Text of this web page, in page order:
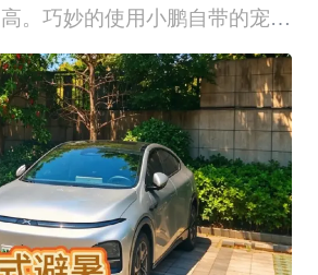
。巧妙的使用小鹏自带的宠物
能，完美解决夏季车内温度过
用养护技巧，安稳度过高温季
：给自己舒适凉感 1. 智能场
通过设定智能场景，提前设